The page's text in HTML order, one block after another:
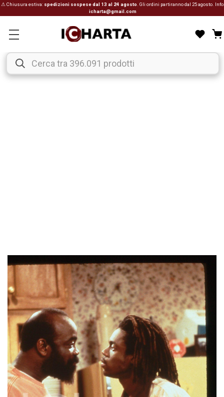
⚠ Chiusura estiva: spedizioni sospese dal 13 al 24 agosto . Gli ordini partiranno dal 25 agosto. Info:
icharta@gmail.com